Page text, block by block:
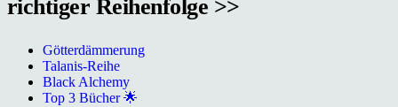
richtiger Reihenfolge >>
Götterdämmerung
Talanis-Reihe
Black Alchemy
Top 3 Bücher 🌟